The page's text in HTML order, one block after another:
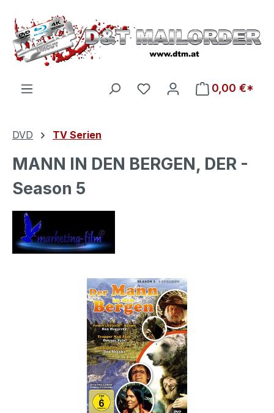
Zum Hauptinhalt springen
Du hast 0 Produkte auf
0,00 €*
DVD TV Serien
MANN IN DEN BERGEN, DER -
Season 5
Bildergalerie überspringen